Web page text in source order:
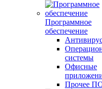
Программное
обеспечение
системы
Офисные
Прочее